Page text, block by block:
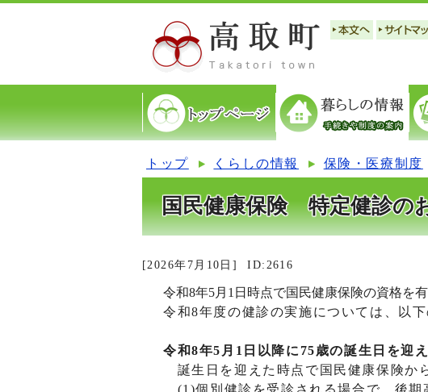
トップ くらしの情報 保険・医療制度
国民健康保険 特定健診の
[2026年7月10日] ID:2616
令和8年5月1日時点で国民健康保険の資格を
令和8年度の健診の実施については、以
令和8年5月1日以降に75歳の誕生日を迎
誕生日を迎えた時点で国民健康保険か
(1)個別健診を受診される場合で、後期